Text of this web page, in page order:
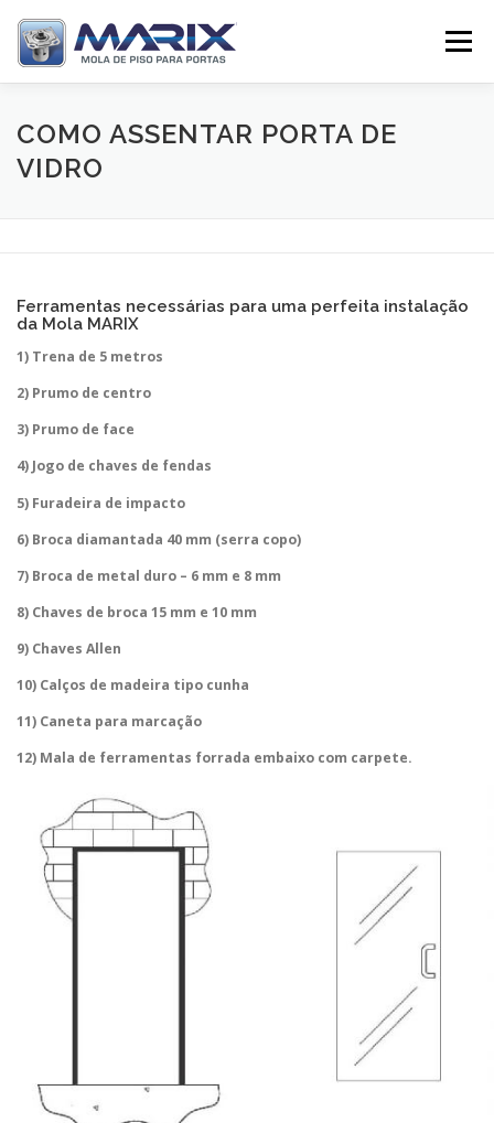
para
Menu
SOBRE PRODUTOS TV MARIX
COMO ASSENTAR PORTA DE
VIDRO
Ferramentas necessárias para uma perfeita instalação
da Mola MARIX
1) Trena de 5 metros
2) Prumo de centro
3) Prumo de face
4) Jogo de chaves de fendas
5) Furadeira de impacto
6) Broca diamantada 40 mm (serra copo)
7) Broca de metal duro – 6 mm e 8 mm
8) Chaves de broca 15 mm e 10 mm
9) Chaves Allen
10) Calços de madeira tipo cunha
11) Caneta para marcação
12) Mala de ferramentas forrada embaixo com carpete.